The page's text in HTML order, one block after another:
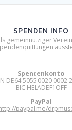
SPENDEN INFO
gemeinnütziger
Spendenkonto
DE64 5055 0020 0002
BIC HELADEF1OFF
PayPal
http://paypal.me/